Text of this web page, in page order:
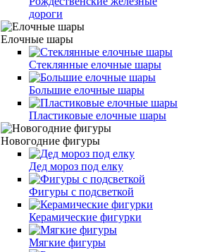
дороги
Елочные шары
Стеклянные елочные шары
Большие елочные шары
Пластиковые елочные шары
Новогодние фигуры
Дед мороз под елку
Фигуры с подсветкой
Керамические фигурки
Мягкие фигуры